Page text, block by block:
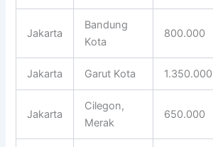
Jakarta
Bandung
Kota
800.000
Jakarta Garut Kota 1.350.000
Jakarta
Cilegon,
Merak
650.000